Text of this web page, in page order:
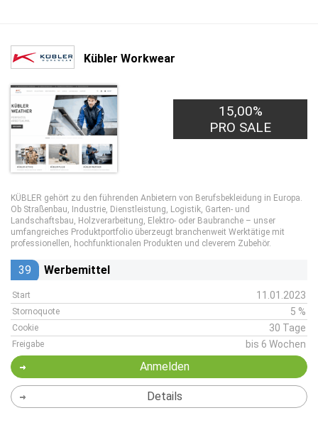
Kübler Workwear
15,00%
PRO SALE
KÜBLER gehört zu den führenden Anbietern von Berufsbekleidung in Europa.
Ob Straßenbau, Industrie, Dienstleistung, Logistik, Garten- und
Landschaftsbau, Holzverarbeitung, Elektro- oder Baubranche – unser
umfangreiches Produktportfolio überzeugt branchenweit Werktätige mit
professionellen, hochfunktionalen Produkten und cleverem Zubehör.
39 Werbemittel
Start 11.01.2023
Stornoquote 5 %
Cookie 30 Tage
Freigabe bis 6 Wochen
Anmelden
Details